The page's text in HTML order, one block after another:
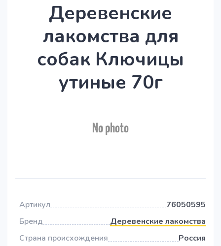
Деревенские
лакомства для
собак Ключицы
утиные 70г
Артикул
76050595
Бренд
Деревенские лакомства
Страна происхождения
Россия